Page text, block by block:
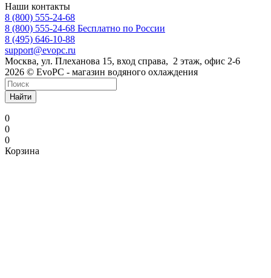
Наши контакты
8 (800) 555-24-68
8 (800) 555-24-68 Бесплатно по России
8 (495) 646-10-88
support@evopc.ru
Москва, ул. Плеханова 15, вход справа, 2 этаж, офис 2-6
2026 © EvoPC - магазин водяного охлаждения
Найти
0
0
0
Корзина